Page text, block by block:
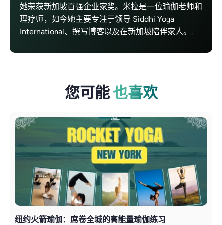
她荣获新加坡百强企业家奖。米拉是一位瑜伽老师和
理疗师，如今她主要专注于领导 Siddhi Yoga
International、撰写博客以及在新加坡陪伴家人。.
您可能 也喜欢
纽约火箭瑜伽：席卷全城的高能量瑜伽练习